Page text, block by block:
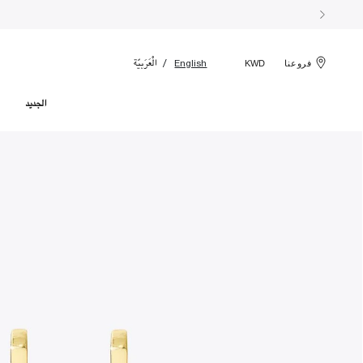
فروعنا KWD
English الْعَرَبيّة
الجديد